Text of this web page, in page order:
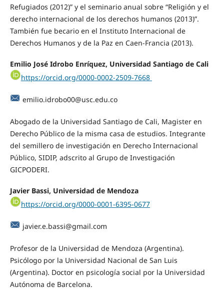
Refugiados (2012)” y el seminario anual sobre “Religión y el
derecho internacional de los derechos humanos (2013)”.
También fue becario en el Instituto Internacional de
Derechos Humanos y de la Paz en Caen-Francia (2013).
Emilio José Idrobo Enríquez, Universidad Santiago de Cali
https://orcid.org/0000-0002-2509-7668
emilio.idrobo00@usc.edu.co
Abogado de la Universidad Santiago de Cali, Magister en
Derecho Público de la misma casa de estudios. Integrante
del semillero de investigación en Derecho Internacional
Público, SIDIP, adscrito al Grupo de Investigación
GICPODERI.
Javier Bassi, Universidad de Mendoza
https://orcid.org/0000-0001-6395-0677
javier.e.bassi@gmail.com
Profesor de la Universidad de Mendoza (Argentina).
Psicólogo por la Universidad Nacional de San Luis
(Argentina). Doctor en psicología social por la Universidad
Autónoma de Barcelona.